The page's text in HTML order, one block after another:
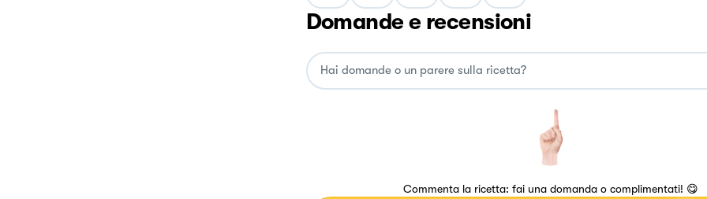
Domande e recensioni
Commenta la ricetta: fai una domanda o complimentati! 😋